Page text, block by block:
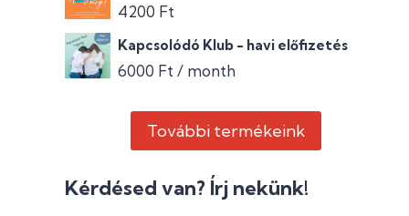
4200 Ft
Kapcsolódó Klub - havi előfizetés
6000 Ft / month
További termékeink
Kérdésed van? Írj nekünk!